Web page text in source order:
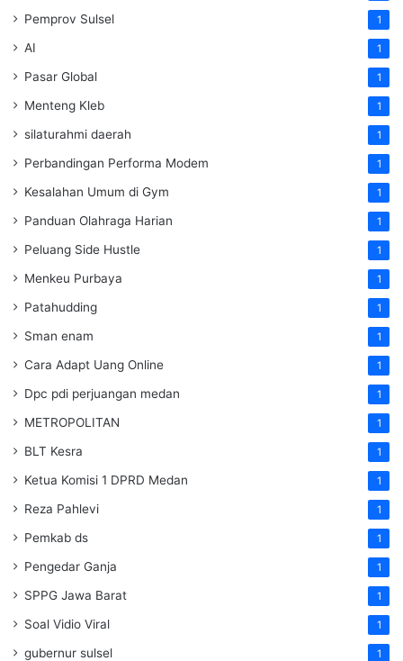
Pemprov Sulsel 1
AI 1
Pasar Global 1
Menteng Kleb 1
silaturahmi daerah 1
Perbandingan Performa Modem 1
Kesalahan Umum di Gym 1
Panduan Olahraga Harian 1
Peluang Side Hustle 1
Menkeu Purbaya 1
Patahudding 1
Sman enam 1
Cara Adapt Uang Online 1
Dpc pdi perjuangan medan 1
METROPOLITAN 1
BLT Kesra 1
Ketua Komisi 1 DPRD Medan 1
Reza Pahlevi 1
Pemkab ds 1
Pengedar Ganja 1
SPPG Jawa Barat 1
Soal Vidio Viral 1
gubernur sulsel 1